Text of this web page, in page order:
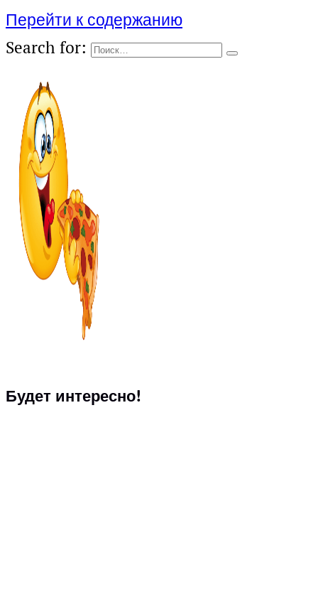
Перейти к содержанию
Search for:
Будет интересно!